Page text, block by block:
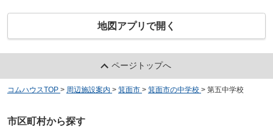
地図アプリで開く
ページトップへ
コムハウスTOP > 周辺施設案内 > 箕面市 > 箕面市の中学校 > 第五中学校
市区町村から探す